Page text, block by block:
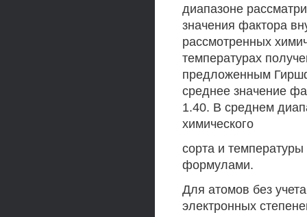
диапазоне
значения фактора
рассмотренных
температурах
предложенным
среднее значение
1.40. В среднем
химического
сорта и
формулами.
Для атомов без
электронных